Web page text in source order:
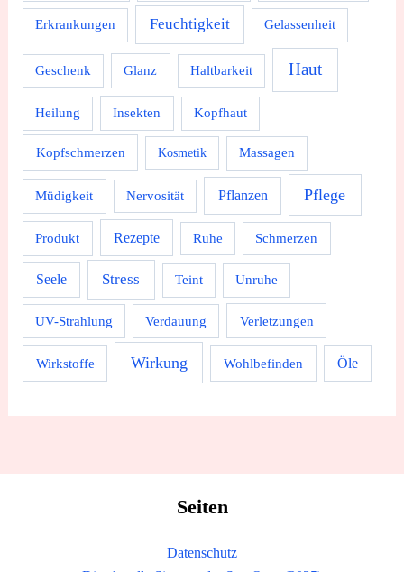
Erkrankungen Feuchtigkeit Gelassenheit
Geschenk Glanz Haltbarkeit Haut
Heilung Insekten Kopfhaut
Kopfschmerzen Kosmetik Massagen
Müdigkeit Nervosität Pflanzen Pflege
Produkt Rezepte Ruhe Schmerzen
Seele Stress Teint Unruhe
UV-Strahlung Verdauung Verletzungen
Wirkstoffe Wirkung Wohlbefinden Öle
Seiten
Datenschutz